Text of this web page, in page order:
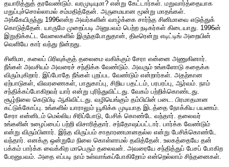
தயாரித்துத் தரவேண்டும். வரமுடியுமா? என்று கேட்டார்கள். மறுவார்த்தையாக
மறுப்புச்சொல்லாமல் சம்மதித்தேன். அருமையான மூன்று மாதங்கள்.
அங்கேயிருந்து 1996என்ற அவர்களின் வாழ்க்கை சார்ந்த சினிமாவை எடுத்துக்
கொடுத்தேன். யாருமே முறைப்படி அனுபவம் பெற்ற நடிகர்கள் கிடையாது. 1996ன்
இறுதிக்கட்ட வேலைகளில் இருந்தபோதுதான், திடீரென்று எடிட்டிங் அறையின்
வெளியே கார் வந்து நின்றது.
சினிமா, கலைப் பிரிவுக்குத் தலைமை வகிக்கும் சேரா என்னை அணுகினார்.
நீங்கள் அவசியம் அவரைச் சந்திக்க வேண்டும். அவரும் உங்களோடு கதைக்க
விரும்புகிறார். இப்போதே நீங்கள் புறப்பட வேண்டும் என்றார்கள். அதற்கான
ஏற்பாடுகள், விவரணைகள், பாதுகாப்பு, சிறிய பதட்டம், பரபரப்பு, ஆர்வம். நாம்
சந்திக்கப்போகிறவர் யார் என்று புரிந்துவிட்டது. வேகம் பற்றிக்கொண்டது.
சூழ்நிலை கெடுபிடி ஆகிவிட்டது. வழியெங்கும் தம்பியின் படை. பிரமாதமான
கட்டுக்கோப்பு. உங்களில் யாராலும் யூகிக்க முடியாத இடத்தை நோக்கிய பயணம்.
சேரா என்னிடம் மெல்லிய சிரிப்போடு, பேசிக் கொண்டே வந்தார். தலைவர்
உங்களின் உழைப்பைப் பற்றி விசாரித்தார். சந்தோஷப்பட்டார். பார்க்க வேண்டும்
என்று விரும்பினார். இந்த விருப்பம் சாதாரணமானதல்ல என்று பேசிக்கொண்டே
வந்தார். எனக்கு ஒன்றுமே நிலை கொள்ளாமல் தவித்தேன். உலகத்தையே தன்
பக்கம் பார்க்க வைக்கிற மாபெரும் தலைவன். அவரையே சந்தித்துப் பேசப் போகிற
பேரனுபவம். அதை எப்படி நாம் உள்வாங்கப்போகிறோம் என்றெல்லாம் சிந்தனைகள்.